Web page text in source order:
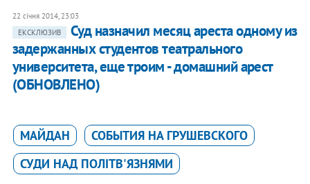
22 січня 2014, 23:03
ЕКСКЛЮЗИВ
Суд назначил месяц ареста одному из
задержанных студентов театрального
университета, еще троим - домашний арест
(ОБНОВЛЕНО)
МАЙДАН
СОБЫТИЯ НА ГРУШЕВСКОГО
СУДИ НАД ПОЛІТВ'ЯЗНЯМИ